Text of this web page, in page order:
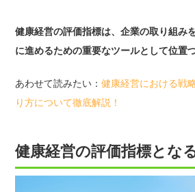
健康経営の評価指標は、企業の取り組み
に進めるための重要なツールとして位置
あわせて読みたい：健康経営における戦
り方について徹底解説！
健康経営の評価指標とな